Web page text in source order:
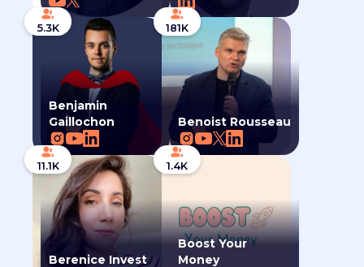
5.3K
Benjamin
Gaillochon
181K
Benoist Rousseau
11.1K
Berenice Invest
1.4K
Boost Your
Money